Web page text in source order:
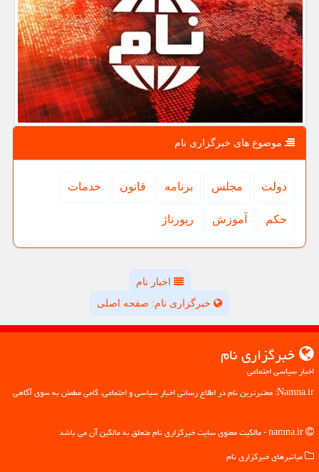
موضوع های خبرگزاری نام
دولت مجلس برنامه قانون خدمات
حكم آموزش رپورتاژ
اخبار نام
خبرگزاری نام: صفحه اصلی
خبرگزاری نام
اخبار سیاسی اجتماعی
Namna.ir: معتبرترین نام در اطلاع رسانی اخبار سیاسی و اجتماعی، گامی مطمئن به سوی آگاهی
میانبرهای خبرگزاری نام